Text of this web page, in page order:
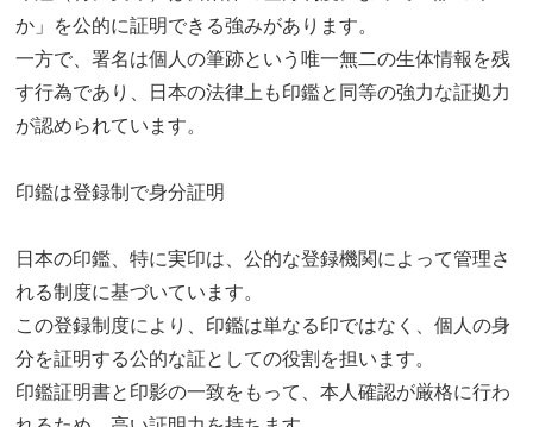
か」を公的に証明できる強みがあります。
一方で、署名は個人の筆跡という唯一無二の生体情報を残
す行為であり、日本の法律上も印鑑と同等の強力な証拠力
が認められています。
印鑑は登録制で身分証明
日本の印鑑、特に実印は、公的な登録機関によって管理さ
れる制度に基づいています。
この登録制度により、印鑑は単なる印ではなく、個人の身
分を証明する公的な証としての役割を担います。
印鑑証明書と印影の一致をもって、本人確認が厳格に行わ